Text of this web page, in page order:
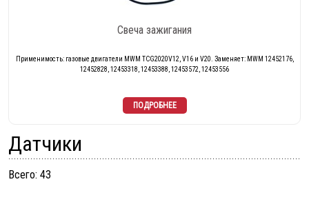
Свеча зажигания
Применимость: газовые двигатели MWM TCG2020V12, V16 и V20. Заменяет: MWM 12452176,
12452828, 12453318, 12453388, 12453572, 12453556
Датчики
Всего: 43